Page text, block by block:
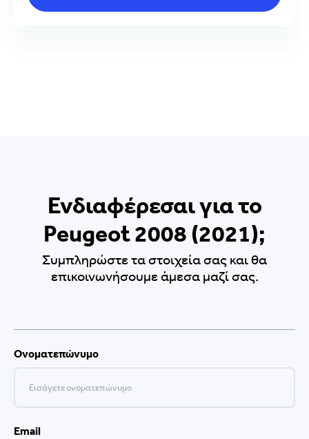
Ενδιαφέρεσαι για το
Peugeot 2008 (2021);
Συμπληρώστε τα στοιχεία σας και θα
επικοινωνήσουμε άμεσα μαζί σας.
Ονοματεπώνυμο
Email